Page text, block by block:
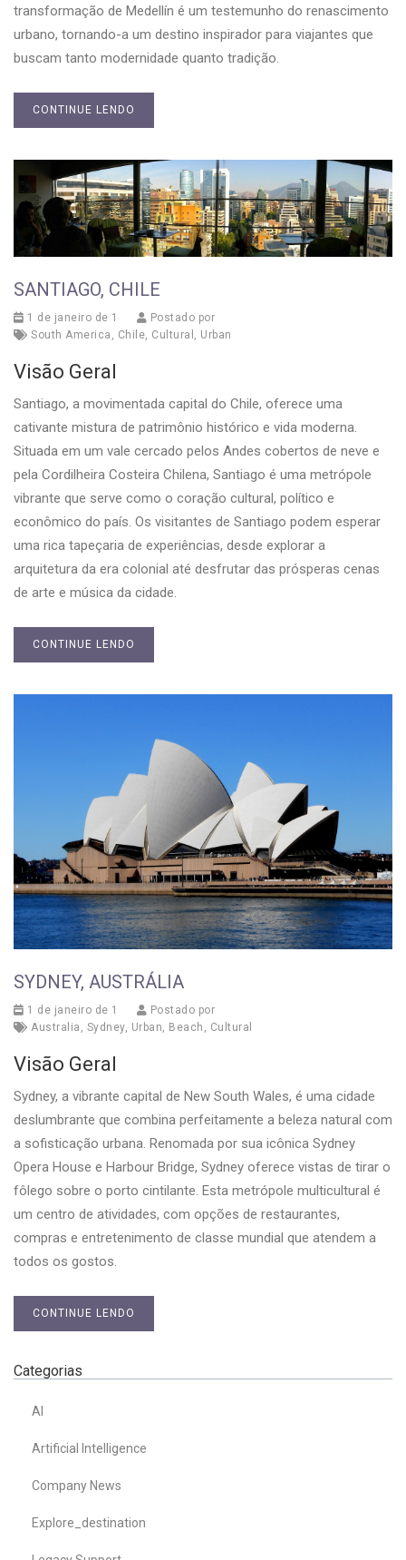
transformação de Medellín é um testemunho do renascimento
urbano, tornando-a um destino inspirador para viajantes que
buscam tanto modernidade quanto tradição.
CONTINUE LENDO
SANTIAGO, CHILE
1 de janeiro de 1
Postado por
South America , Chile, Cultural , Urban
Visão Geral
Santiago, a movimentada capital do Chile, oferece uma
cativante mistura de patrimônio histórico e vida moderna.
Situada em um vale cercado pelos Andes cobertos de neve e
pela Cordilheira Costeira Chilena, Santiago é uma metrópole
vibrante que serve como o coração cultural, político e
econômico do país. Os visitantes de Santiago podem esperar
uma rica tapeçaria de experiências, desde explorar a
arquitetura da era colonial até desfrutar das prósperas cenas
de arte e música da cidade.
CONTINUE LENDO
SYDNEY, AUSTRÁLIA
1 de janeiro de 1
Postado por
Australia , Sydney, Urban, Beach , Cultural
Visão Geral
Sydney, a vibrante capital de New South Wales, é uma cidade
deslumbrante que combina perfeitamente a beleza natural com
a sofisticação urbana. Renomada por sua icônica Sydney
Opera House e Harbour Bridge, Sydney oferece vistas de tirar o
fôlego sobre o porto cintilante. Esta metrópole multicultural é
um centro de atividades, com opções de restaurantes,
compras e entretenimento de classe mundial que atendem a
todos os gostos.
CONTINUE LENDO
Categorias
AI
Artificial Intelligence
Company News
Explore_destination